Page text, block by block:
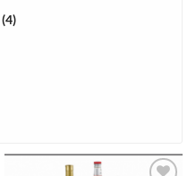
(4)